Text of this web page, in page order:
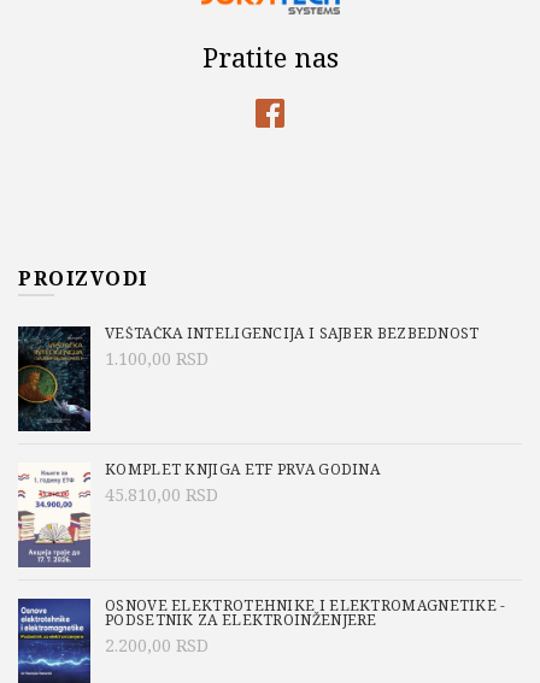
Pratite nas
PROIZVODI
VEŠTAČKA INTELIGENCIJA I SAJBER BEZBEDNOST
1.100,00 RSD
KOMPLET KNJIGA ETF PRVA GODINA
45.810,00 RSD
OSNOVE ELEKTROTEHNIKE I ELEKTROMAGNETIKE -
PODSETNIK ZA ELEKTROINŽENJERE
2.200,00 RSD